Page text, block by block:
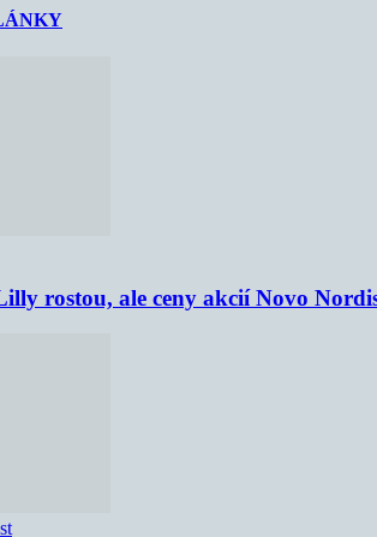
rostou, ale ceny akcií Novo